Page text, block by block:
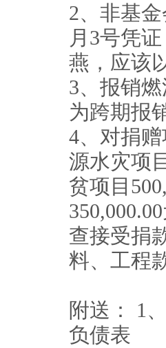
2、非基
月3号凭
燕，应该
3、报销
为跨期报
4、对捐
源水灾项
贫项目
查接受捐
料、工程
附送： 1
负债表